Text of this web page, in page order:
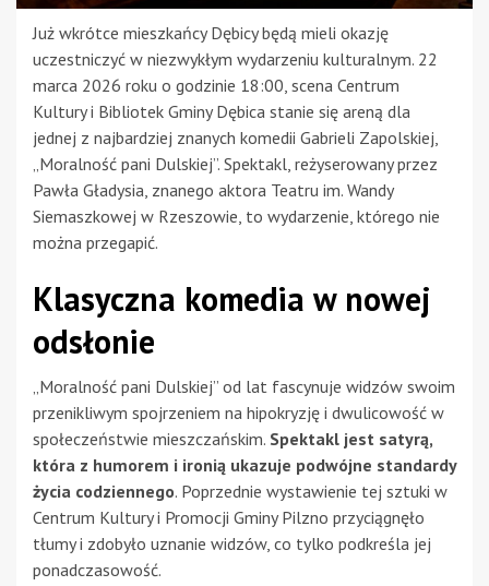
Już wkrótce mieszkańcy Dębicy będą mieli okazję
uczestniczyć w niezwykłym wydarzeniu kulturalnym. 22
marca 2026 roku o godzinie 18:00, scena Centrum
Kultury i Bibliotek Gminy Dębica stanie się areną dla
jednej z najbardziej znanych komedii Gabrieli Zapolskiej,
„Moralność pani Dulskiej”. Spektakl, reżyserowany przez
Pawła Gładysia, znanego aktora Teatru im. Wandy
Siemaszkowej w Rzeszowie, to wydarzenie, którego nie
można przegapić.
Klasyczna komedia w nowej
odsłonie
„Moralność pani Dulskiej” od lat fascynuje widzów swoim
przenikliwym spojrzeniem na hipokryzję i dwulicowość w
społeczeństwie mieszczańskim. Spektakl jest satyrą,
która z humorem i ironią ukazuje podwójne standardy
życia codziennego. Poprzednie wystawienie tej sztuki w
Centrum Kultury i Promocji Gminy Pilzno przyciągnęło
tłumy i zdobyło uznanie widzów, co tylko podkreśla jej
ponadczasowość.